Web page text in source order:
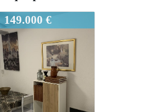
149.000 €